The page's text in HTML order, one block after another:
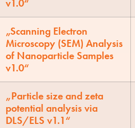
v1.0“
„Scanning Electron
Microscopy (SEM) Analysis
of Nanoparticle Samples
v1.0“
„Particle size and zeta
potential analysis via
DLS/ELS v1.1“